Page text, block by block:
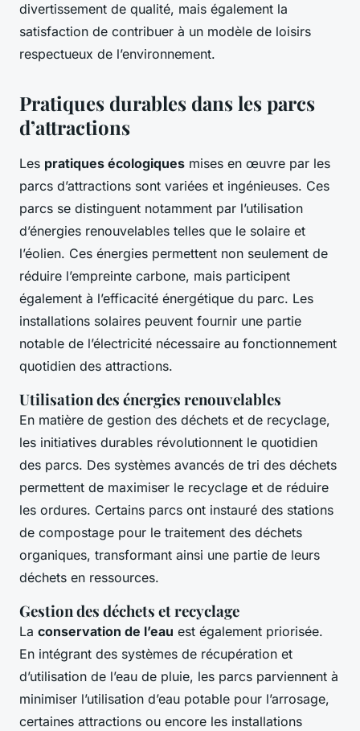
divertissement de qualité, mais également la
satisfaction de contribuer à un modèle de loisirs
respectueux de l’environnement.
Pratiques durables dans les parcs
d’attractions
Les pratiques écologiques mises en œuvre par les
parcs d’attractions sont variées et ingénieuses. Ces
parcs se distinguent notamment par l’utilisation
d’énergies renouvelables telles que le solaire et
l’éolien. Ces énergies permettent non seulement de
réduire l’empreinte carbone, mais participent
également à l’efficacité énergétique du parc. Les
installations solaires peuvent fournir une partie
notable de l’électricité nécessaire au fonctionnement
quotidien des attractions.
Utilisation des énergies renouvelables
En matière de gestion des déchets et de recyclage,
les initiatives durables révolutionnent le quotidien
des parcs. Des systèmes avancés de tri des déchets
permettent de maximiser le recyclage et de réduire
les ordures. Certains parcs ont instauré des stations
de compostage pour le traitement des déchets
organiques, transformant ainsi une partie de leurs
déchets en ressources.
Gestion des déchets et recyclage
La conservation de l’eau est également priorisée.
En intégrant des systèmes de récupération et
d’utilisation de l’eau de pluie, les parcs parviennent à
minimiser l’utilisation d’eau potable pour l’arrosage,
certaines attractions ou encore les installations